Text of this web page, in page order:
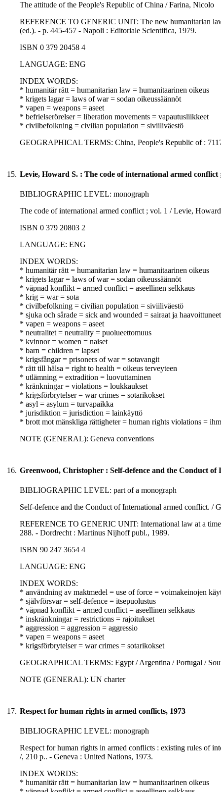
The attitude of the People's Republic of China / Farina, Nicolo
REFERENCE TO GENERIC UNIT: The new humanitarian
(ed.). - p. 445-457 - Napoli : Editoriale Scientifica, 1979.
ISBN 0 379 20458 4
LANGUAGE: ENG
INDEX WORDS:
* humanitär rätt = humanitarian law = humanitaarinen oikeus
* krigets lagar = laws of war = sodan oikeussäännöt
* vapen = weapons = aseet
* befrielserörelser = liberation movements = vapautusliikkeet
* civilbefolkning = civilian population = siviiliväestö
GEOGRAPHICAL TERMS: China, People's Republic of :
15. Levie, Howard S. : The code of international armed conflict
BIBLIOGRAPHIC LEVEL: monograph
The code of international armed conflict ; vol. 1 / Levie,
ISBN 0 379 20803 2
LANGUAGE: ENG
INDEX WORDS:
* humanitär rätt = humanitarian law = humanitaarinen oikeus
* krigets lagar = laws of war = sodan oikeussäännöt
* väpnad konflikt = armed conflict = aseellinen selkkaus
* krig = war = sota
* civilbefolkning = civilian population = siviiliväestö
* sjuka och sårade = sick and wounded = sairaat ja haavoittuneet
* vapen = weapons = aseet
* neutralitet = neutrality = puolueettomuus
* kvinnor = women = naiset
* barn = children = lapset
* krigsfångar = prisoners of war = sotavangit
* rätt till hälsa = right to health = oikeus terveyteen
* utlämning = extradition = luovuttaminen
* kränkningar = violations = loukkaukset
* krigsförbrytelser = war crimes = sotarikokset
* asyl = asylum = turvapaikka
* jurisdiktion = jurisdiction = lainkäyttö
* brott mot mänskliga rättigheter = human rights violations =
NOTE (GENERAL): Geneva conventions
16. Greenwood, Christopher : Self-defence and the Conduct
BIBLIOGRAPHIC LEVEL: part of a monograph
Self-defence and the Conduct of International armed conflict. /
REFERENCE TO GENERIC UNIT: International law at a
288. - Dordrecht : Martinus Nijhoff publ., 1989.
ISBN 90 247 3654 4
LANGUAGE: ENG
INDEX WORDS:
* användning av maktmedel = use of force = voimakeinojen
* självförsvar = self-defence = itsepuolustus
* väpnad konflikt = armed conflict = aseellinen selkkaus
* inskränkningar = restrictions = rajoitukset
* aggression = aggression = aggressio
* vapen = weapons = aseet
* krigsförbrytelser = war crimes = sotarikokset
GEOGRAPHICAL TERMS: Egypt / Argentina / Portugal /
NOTE (GENERAL): UN charter
17. Respect for human rights in armed conflicts, 1973
BIBLIOGRAPHIC LEVEL: monograph
Respect for human rights in armed conflicts : existing rules of
/, 210 p.. - Geneva : United Nations, 1973.
INDEX WORDS:
* humanitär rätt = humanitarian law = humanitaarinen oikeus